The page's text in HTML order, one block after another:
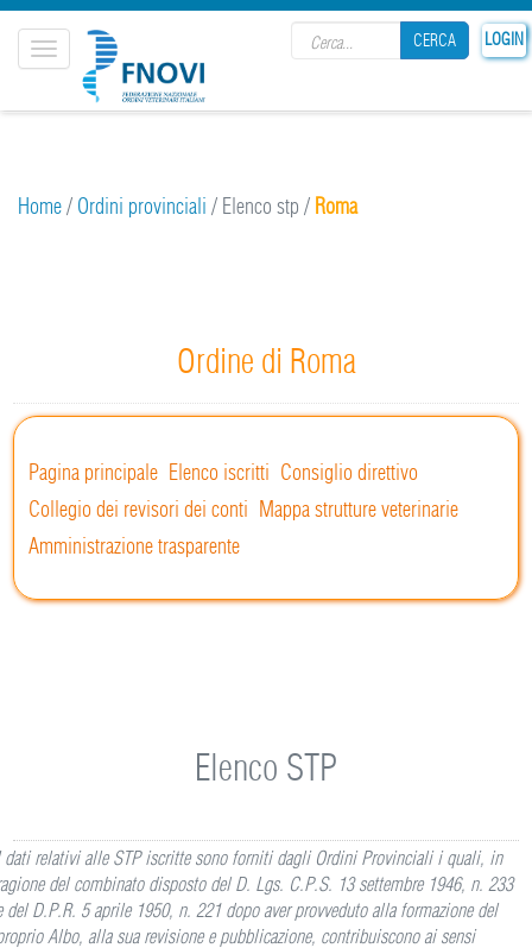
LOGIN
CERCA
Toggle
navigation
Home/ Ordini provinciali / Elenco stp / Roma
Ordine di Roma
Pagina principale Elenco iscritti Consiglio direttivo
Collegio dei revisori dei conti Mappa strutture veterinarie
Amministrazione trasparente
Elenco STP
dati relativi alle STP iscritte sono forniti dagli Ordini Provinciali i quali, in
del combinato disposto del D. Lgs. C.P.S. 13 settembre 1946, n. 233
del D.P.R. 5 aprile 1950, n. 221 dopo aver provveduto alla formazione del
Albo, alla sua revisione e pubblicazione, contribuiscono ai sensi